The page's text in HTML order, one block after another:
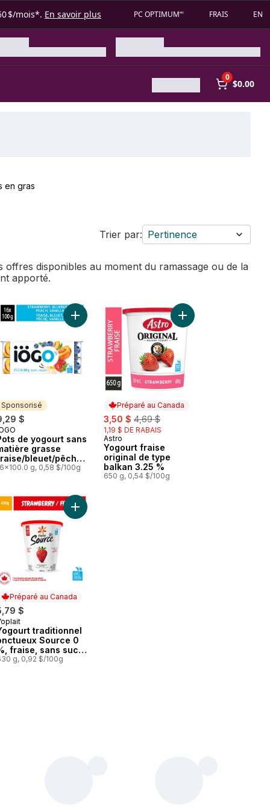
$/mois*. En savoir plus PC OPTIMUM🅪 FRAIS EN
0
$0.00
en gras
Trier par: Pertinence
disponibles au moment du ramassage ou de la
apporté.
sans sucre ajouté au panier
Source 0 %, vanille, sans sucre ajouté au panier
de yogourt sans matière grasse fraise/framboise/bleuet/
Sponsorisé
$
de yogourt sans
grasse
bleuet/pêche/
0 %
g, 0,58 $/100g
Ajouter Pots de yogourt sans matière grasse
Préparé au Canada
sale:
3,50 $ , formerly:
4,69 $
1,19 $ DE RABAIS
Préparé au Canada
Astro
Yogourt fraise
original de type
balkan 3.25 %
650 g, 0,54 $/100g
Ajouter Yogourt
en proteine au panier
à la vanille 1 % au panier
proteine yogourt vanille 0% m.g. au panier
Préparé au Canada
$
au Canada
traditionnel
Source 0
fraise, sans sucre
g, 0,92 $/100g
Ajouter Yogourt traditionnel onctueux Source 0